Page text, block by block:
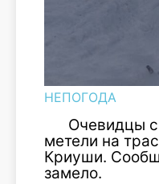
НЕПОГОДА
Очевидцы
метели на
Криуши.
замело.